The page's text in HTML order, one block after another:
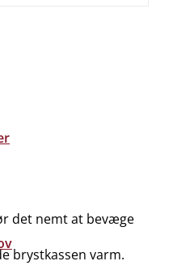
det nemt at bevæge
brystkassen varm.